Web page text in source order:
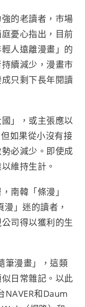
的老讀者，市場
憂心指出，目前
人遠離漫畫」的
續減少，漫畫市
只剩下長年閱讀
」，或主張應以
如果從小沒有接
必減少。即使成
維持生計。
南韓「條漫」
」迷的讀者，
司得以獲利的生
筆漫畫」，這類
日常雜記。以此
NAVER和Daum